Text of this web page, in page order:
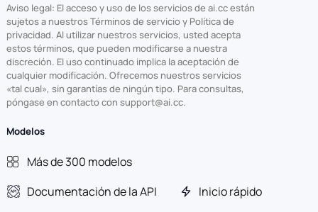
Aviso legal: El acceso y uso de los servicios de ai.cc están
sujetos a nuestros Términos de servicio y Política de
privacidad. Al utilizar nuestros servicios, usted acepta
estos términos, que pueden modificarse a nuestra
discreción. El uso continuado implica la aceptación de
cualquier modificación. Ofrecemos nuestros servicios
«tal cual», sin garantías de ningún tipo. Para consultas,
póngase en contacto con support@ai.cc.
Modelos
Más de 300 modelos
Documentación de la API
Inicio rápido